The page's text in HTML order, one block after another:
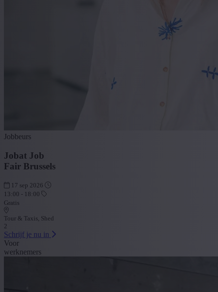
Jobbeurs
Jobat Job
Fair Brussels
17 sep 2026
13:00 - 18:00
Gratis
Tour & Taxis, Shed
2
Schrijf je nu in
Voor
werknemers